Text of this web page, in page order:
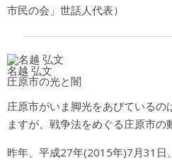
市民の会」世話人代表）
名越 弘文
圧原市の光と闇
庄原市がいま脚光をあびている
ますが、戦争法をめぐる庄原市の
昨年、平成27年(2015年)7月31日